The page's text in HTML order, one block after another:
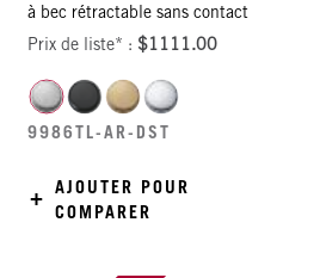
à bec rétractable sans contact
Prix de liste* : $1111.00
9986TL-AR-DST
AJOUTER POUR
COMPARER